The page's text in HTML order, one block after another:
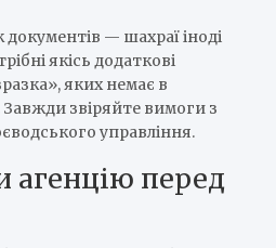
— шахраї іноді
якісь додаткові
яких немає в
Завжди звіряйте вимоги з
управління.
агенцію перед